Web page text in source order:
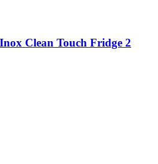
Clean Touch Fridge 2